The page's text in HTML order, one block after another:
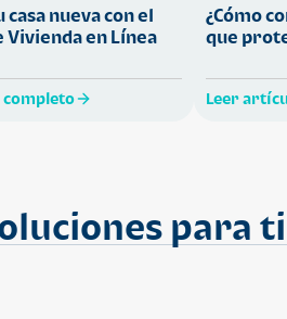
nueva con el
Vivienda en Línea
¿Cómo
que
Leer
para ti